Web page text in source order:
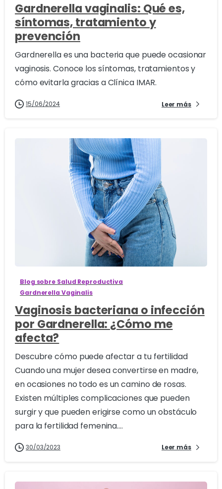
Gardnerella vaginalis: Qué es,
síntomas, tratamiento y
prevención
Gardnerella es una bacteria que puede ocasionar
vaginosis. Conoce los síntomas, tratamientos y
cómo evitarla gracias a Clínica IMAR.
15/06/2024 Leer más
Blog sobre Salud Reproductiva
Gardnerella Vaginalis
Vaginosis bacteriana o infección
por Gardnerella: ¿Cómo me
afecta?
Descubre cómo puede afectar a tu fertilidad
Cuando una mujer desea convertirse en madre,
en ocasiones no todo es un camino de rosas.
Existen múltiples complicaciones que pueden
surgir y que pueden erigirse como un obstáculo
para la fertilidad femenina....
30/03/2023 Leer más